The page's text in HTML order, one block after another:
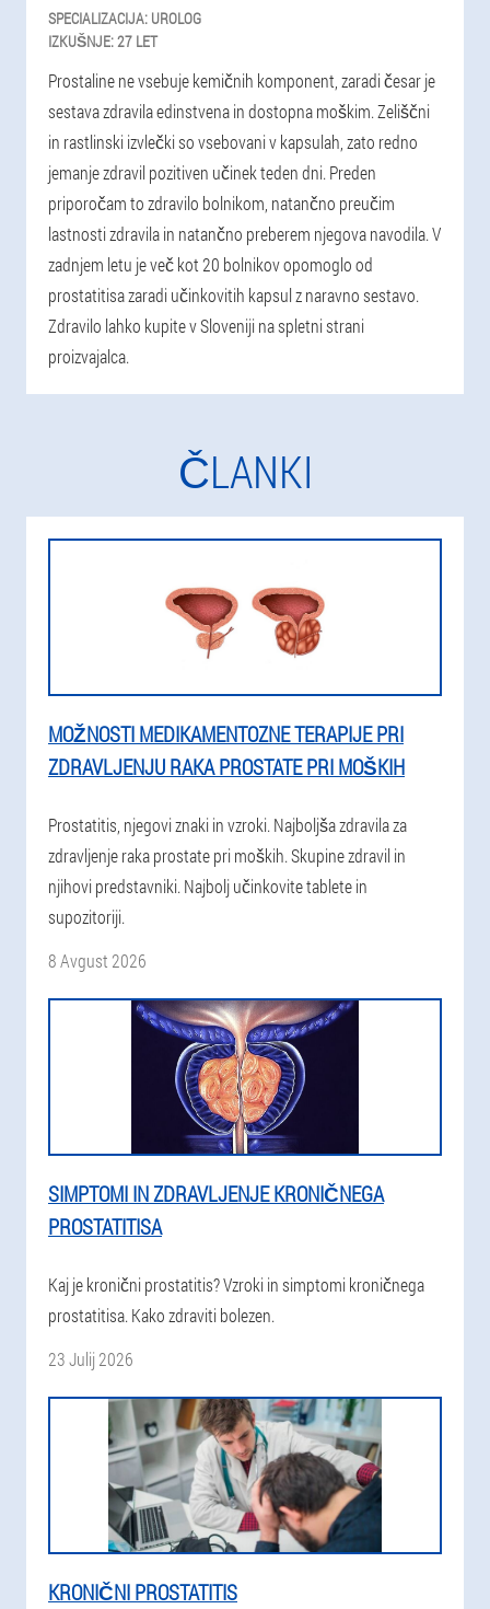
SPECIALIZACIJA: UROLOG
IZKUŠNJE:27 LET
Prostaline ne vsebuje kemičnih komponent, zaradi česar je
sestava zdravila edinstvena in dostopna moškim. Zeliščni
in rastlinski izvlečki so vsebovani v kapsulah, zato redno
jemanje zdravil pozitiven učinek teden dni. Preden
priporočam to zdravilo bolnikom, natančno preučim
lastnosti zdravila in natančno preberem njegova navodila. V
zadnjem letu je več kot 20 bolnikov opomoglo od
prostatitisa zaradi učinkovitih kapsul z naravno sestavo.
Zdravilo lahko kupite v Sloveniji na spletni strani
proizvajalca.
ČLANKI
MOŽNOSTI MEDIKAMENTOZNE TERAPIJE PRI
ZDRAVLJENJU RAKA PROSTATE PRI MOŠKIH
Prostatitis, njegovi znaki in vzroki. Najboljša zdravila za
zdravljenje raka prostate pri moških. Skupine zdravil in
njihovi predstavniki. Najbolj učinkovite tablete in
supozitoriji.
8 Avgust 2026
SIMPTOMI IN ZDRAVLJENJE KRONIČNEGA
PROSTATITISA
Kaj je kronični prostatitis? Vzroki in simptomi kroničnega
prostatitisa. Kako zdraviti bolezen.
23 Julij 2026
KRONIČNI PROSTATITIS